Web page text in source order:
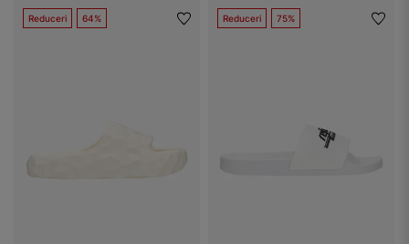
Reduceri 64% Reduceri 75%